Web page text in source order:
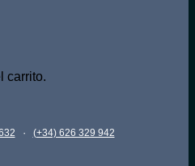
carrito.
· (+34) 626 329 942